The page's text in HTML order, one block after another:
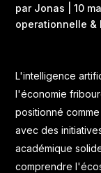
par Jonas |10
operationnelle &
L'intelligence
l'économie
positionné
avec des
académique
comprendre